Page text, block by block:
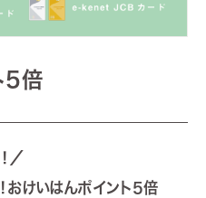
5倍
／
おけいはんポイント5倍